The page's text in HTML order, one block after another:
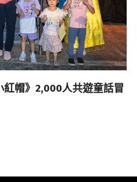
帽》2,000人共遊童話冒